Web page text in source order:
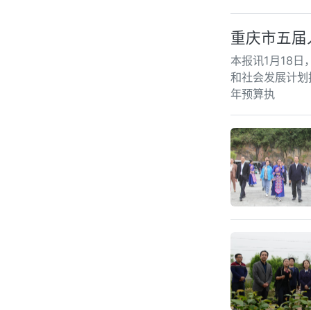
重庆市五
本报讯1月18日
和社会发展计
年预算执